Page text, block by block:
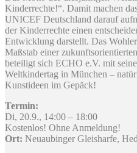
Kinderrechte!“. Damit machen
UNICEF Deutschland darauf
der Kinderrechte einen
Entwicklung darstellt. Das
Maßstab einer
beteiligt sich ECHO e.V. mit
Weltkindertag in München –
Kunstideen im Gepäck!
Termin:
Di, 20.9., 14:00 – 18:00
Kostenlos! Ohne Anmeldung!
Ort: Neuaubinger Gleisharfe,